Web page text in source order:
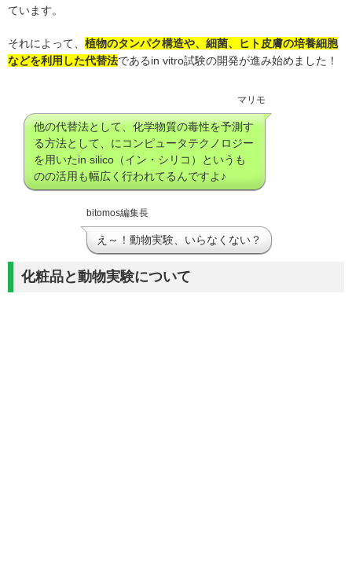
ています。
それによって、 植物のタンパク構造や、細菌、ヒト皮膚の培養細胞
などを利用した代替法であるin vitro試験の開発が進み始めました！
マリモ
他の代替法として、化学物質の毒性を予測す
る方法として、にコンピュータテクノロジー
を用いたin silico（イン・シリコ）というも
のの活用も幅広く行われてるんですよ♪
bitomos編集長
え～！動物実験、いらなくない？
化粧品と動物実験について